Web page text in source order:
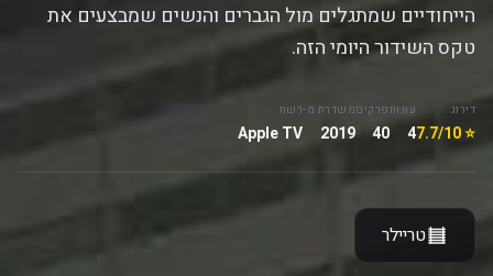
הייחודיים שמתגלים מול הגברים והנשים שמבצעים את
טקס השידור היומי הזה.
דירוג
⭐ 7.7/10
עונות
4
פרקים
40
משדרת מ-
2019
רשת
Apple TV
טריילר